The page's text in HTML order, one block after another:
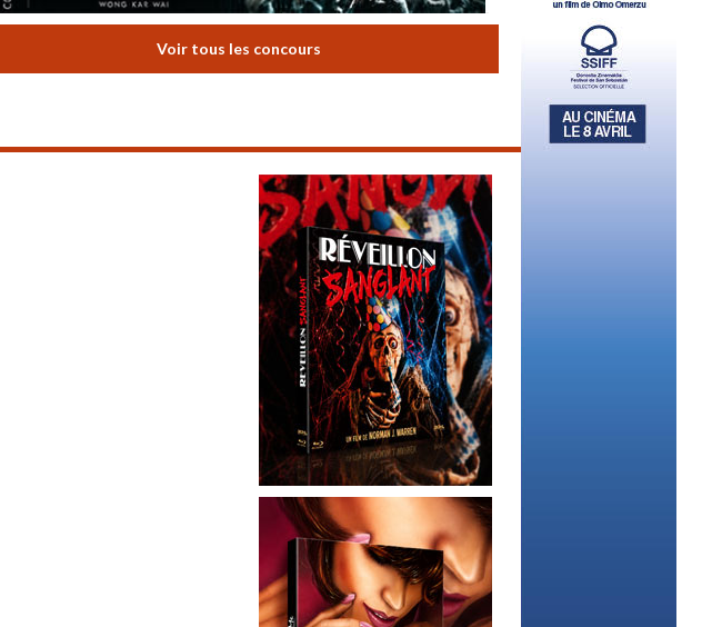
Voir tous les concours